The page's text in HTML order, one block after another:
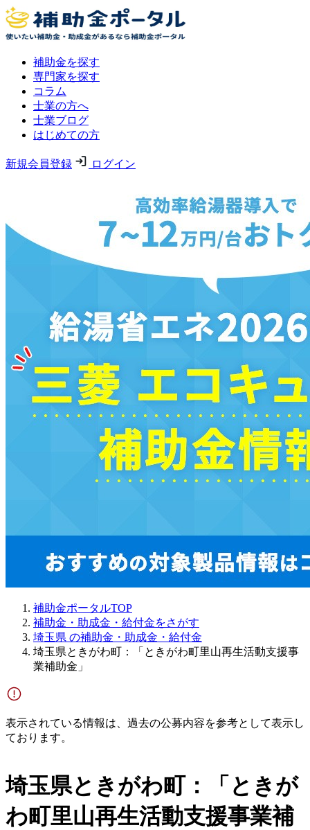
補助金を探す
専門家を探す
コラム
士業の方へ
士業ブログ
はじめての方
新規会員登録 ログイン
補助金ポータルTOP
補助金・助成金・給付金をさがす
埼玉県 の補助金・助成金・給付金
埼玉県ときがわ町：「ときがわ町里山再生活動支援事
業補助金」
表示されている情報は、過去の公募内容を参考として表示し
ております。
埼玉県ときがわ町：「ときが
わ町里山再生活動支援事業補